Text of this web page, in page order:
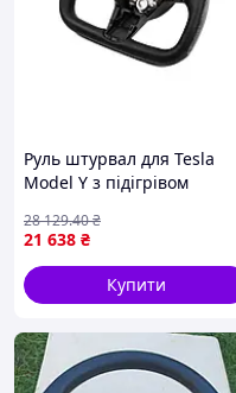
Руль штурвал для Tesla
Model Y з підігрівом
аксесуар для авто тюнінга.
21 638 ₴
28 129.40₴
Купити